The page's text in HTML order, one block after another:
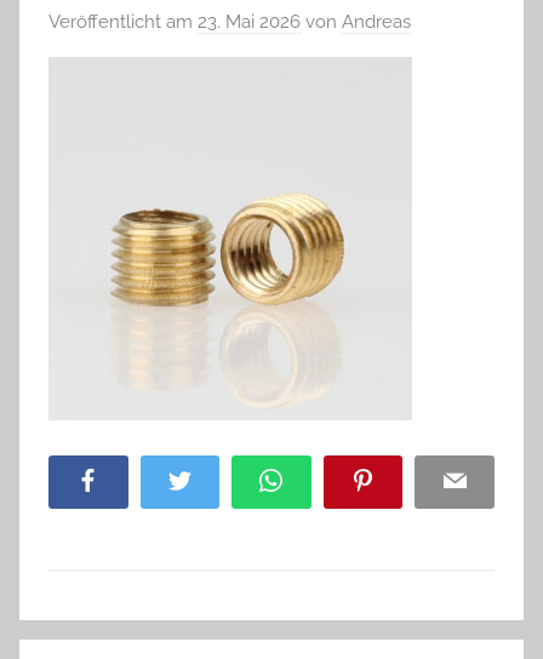
Veröffentlicht am 23. Mai 2026 von Andreas
Facebook Twitter WhatsApp Pinterest Email